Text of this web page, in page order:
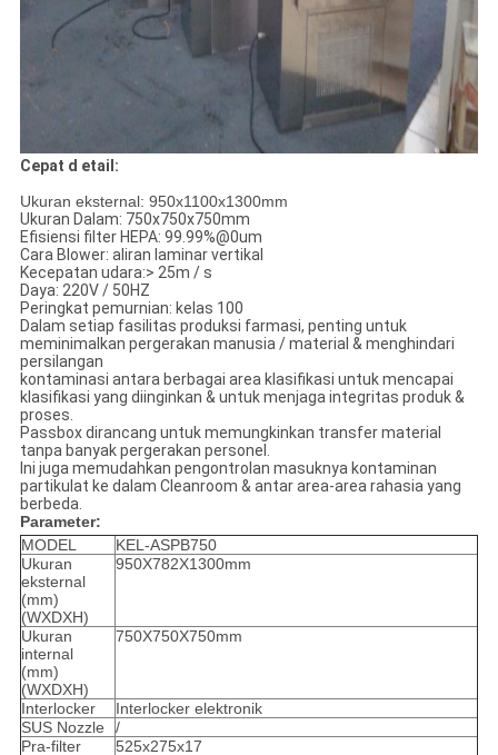
Cepat d etail:
Ukuran eksternal: 950x1100x1300mm
Ukuran Dalam: 750x750x750mm
Efisiensi filter HEPA: 99.99%@0um
Cara Blower: aliran laminar vertikal
Kecepatan udara:> 25m / s
Daya: 220V / 50HZ
Peringkat pemurnian: kelas 100
Dalam setiap fasilitas produksi farmasi, penting untuk
meminimalkan pergerakan manusia / material & menghindari
persilangan
kontaminasi antara berbagai area klasifikasi untuk mencapai
klasifikasi yang diinginkan & untuk menjaga integritas produk &
proses.
Passbox dirancang untuk memungkinkan transfer material
tanpa banyak pergerakan personel.
Ini juga memudahkan pengontrolan masuknya kontaminan
partikulat ke dalam Cleanroom & antar area-area rahasia yang
berbeda.
Parameter:
MODEL
KEL-ASPB750
Ukuran
eksternal
(mm)
(WXDXH)
950X782X1300mm
Ukuran
internal
(mm)
(WXDXH)
750X750X750mm
Interlocker
Interlocker elektronik
SUS Nozzle
/
Pra-filter
525x275x17